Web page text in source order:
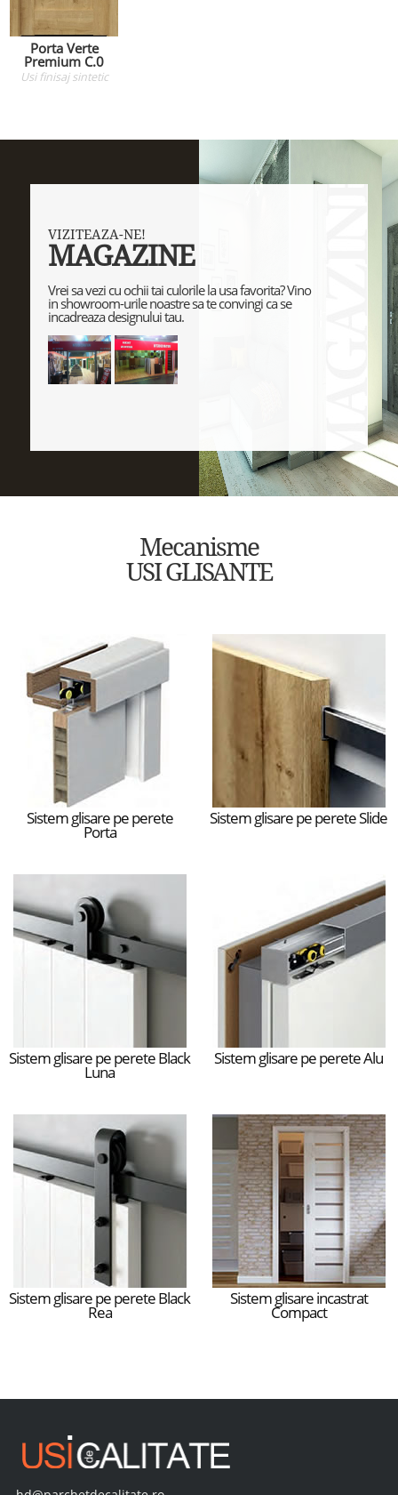
Porta Verte
Premium C.0
Usifinisaj sintetic
VIZITEAZA-NE!
MAGAZINE
Vrei sa vezi cu ochii tai culorile la usa favorita? Vino
in showroom-urile noastre sa te convingi ca se
incadreaza designului tau.
Mecanisme
USI GLISANTE
Sistem glisare pe perete
Porta
Sistem glisare pe perete Slide
Sistem glisare pe perete Black
Luna
Sistem glisare pe perete Alu
Sistem glisare pe perete Black
Rea
Sistem glisare incastrat
Compact